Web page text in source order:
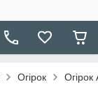
Огірок